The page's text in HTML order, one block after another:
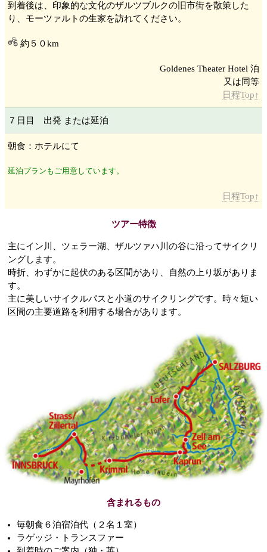
到着後は、印象的な文化のザルツブルクの旧市街を散策した
り、モーツァルトの生家を訪れてください。
約５０km
Goldenes Theater Hotel 泊
又は同等
日程Top↑
７日目 出発 または延泊
朝食：ホテルにて
延泊プランもご用意しています。
日程Top↑
ツアー特徴
主にイン川 、ツェラー湖 、ザルツァハ川の谷に沿ってサイクリ
ングします。
時折、わずかに起伏のある区間があり、自然の上り坂がありま
す。
主に美しいサイクルパスと小道のサイクリングです。時々短い
区間の主要道路を利用する場合があります。
含まれるもの
毎朝食６泊宿泊代（２名１室）
ラゲッジ・トランスファー